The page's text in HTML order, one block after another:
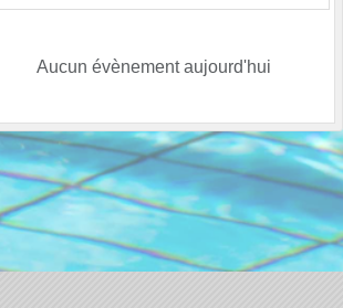
Aucun évènement aujourd'hui